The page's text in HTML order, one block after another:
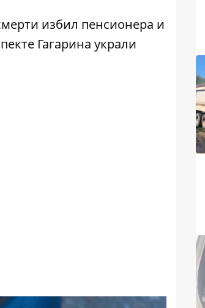
избил пенсионера и
Гагарина украли